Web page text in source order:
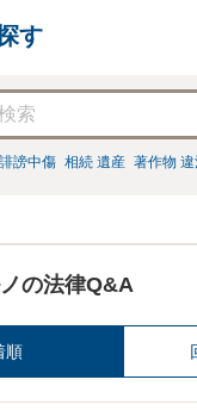
す
誹謗中傷 相続 遺産 著作物 違
の法律Q&A
順